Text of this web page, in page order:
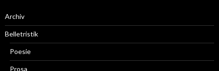
Archiv
Belletristik
Poesie
Prosa